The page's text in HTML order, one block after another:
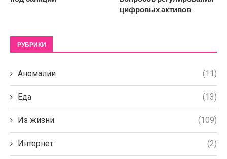
цифровых активов
РУБРИКИ
Аномалии (11)
Еда (13)
Из жизни (109)
Интернет (2)